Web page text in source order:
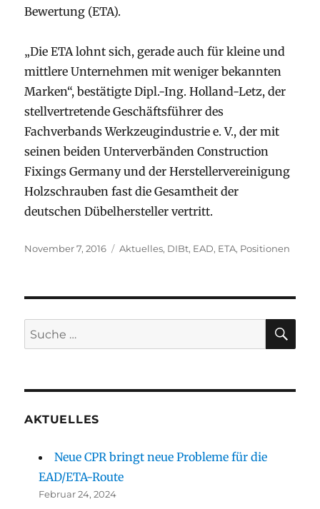
Bewertung (ETA).
„Die ETA lohnt sich, gerade auch für kleine und
mittlere Unternehmen mit weniger bekannten
Marken“, bestätigte Dipl.-Ing. Holland-Letz, der
stellvertretende Geschäftsführer des
Fachverbands Werkzeugindustrie e. V., der mit
seinen beiden Unterverbänden Construction
Fixings Germany und der Herstellervereinigung
Holzschrauben fast die Gesamtheit der
deutschen Dübelhersteller vertritt.
Veröffentlicht
November 7, 2016 Kategorien
Aktuelles, DIBt, EAD, ETA, Positionen
Suche
nach:
AKTUELLES
Neue CPR bringt neue Probleme für die
EAD/ETA-Route
Februar 24, 2024